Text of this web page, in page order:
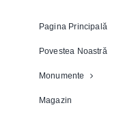
Pagina Principală
Povestea Noastră
Monumente
Magazin